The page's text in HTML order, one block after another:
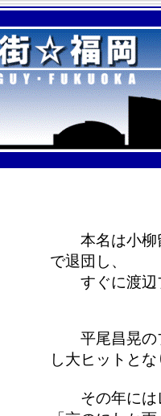
本名は小柳留
で退団し、
すぐに渡辺
平尾昌晃のプ
し大ヒットと
その年にはレ